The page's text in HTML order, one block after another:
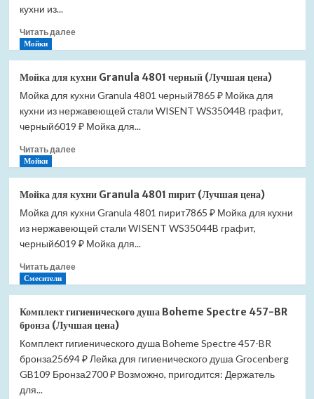
цена)
кухни из...
Читать далееПрочитать
для
кухни
Granula
4801
(Лучшая
Мойки
Мойка для кухни Granula 4801 черный (Лучшая цена)
Мойка для кухни Granula 4801 черный7865 ₽ Мойка для
кухни из нержавеющей стали WISENT WS35044B графит,
черный6019 ₽ Мойка для...
Читать далееПрочитать
для
кухни
Granula
4801
(Лучшая
Мойки
Мойка для кухни Granula 4801 пирит (Лучшая цена)
Мойка для кухни Granula 4801 пирит7865 ₽ Мойка для кухни
из нержавеющей стали WISENT WS35044B графит,
черный6019 ₽ Мойка для...
Читать далееПрочитать
для
кухни
Granula
4801
пирит
Смесители
Комплект гигиенического душа Boheme Spectre 457-BR
бронза (Лучшая цена)
Комплект гигиенического душа Boheme Spectre 457-BR
бронза25694 ₽ Лейка для гигиенического душа Grocenberg
GB109 Бронза2700 ₽ Возможно, пригодится: Держатель
для...